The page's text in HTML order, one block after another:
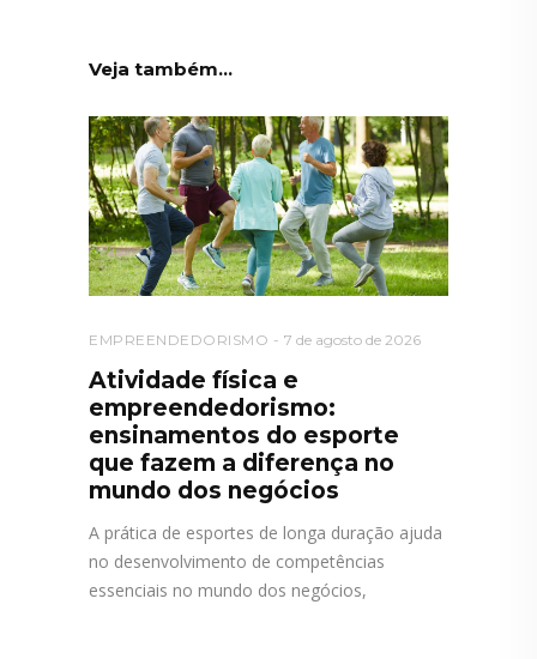
Veja também...
EMPREENDEDORISMO 7 de agosto de 2026
Atividade física e
empreendedorismo:
ensinamentos do esporte
que fazem a diferença no
mundo dos negócios
A prática de esportes de longa duração ajuda
no desenvolvimento de competências
essenciais no mundo dos negócios,